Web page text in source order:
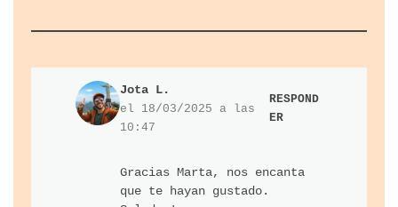
Jota L.
el 18/03/2025 a las
10:47
RESPOND
ER
Gracias Marta, nos encanta
que te hayan gustado.